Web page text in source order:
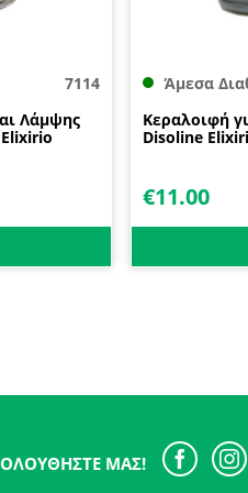
7114
Λάμψης
Άμεσα
Κεραλοιφή
Disoline
€11.00
ΜΑΣ!